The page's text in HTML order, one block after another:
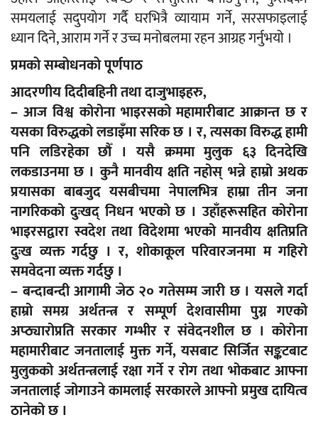
समयलाई सदुपयोग गर्दै घरभित्रै व्यायाम गर्ने, सरसफाइलाई
ध्यान दिने, आराम गर्ने र उच्च मनोबलमा रहन आग्रह गर्नुभयो ।
प्रमकाे सम्बाेधनकाे पूर्णपाठ
आदरणीय दिदीबहिनी तथा दाजुभाइहरु,
– आज विश्व कोरोना भाइरसको महामारीबाट आक्रान्त छ र
यसका विरुद्धको लडाइँमा सरिक छ । र, त्यसका विरुद्ध हामी
पनि लडिरहेका छौँ । यसै क्रममा मुलुक ६३ दिनदेखि
लकडाउनमा छ । कुनै मानवीय क्षति नहोस् भन्ने हाम्रो अथक
प्रयासका बाबजुद यसबीचमा नेपालभित्र हाम्रा तीन जना
नागरिकको दुःखद् निधन भएको छ । उहाँहरूसहित कोरोना
भाइरसद्वारा स्वदेश तथा विदेशमा भएको मानवीय क्षतिप्रति
दुःख व्यक्त गर्दछु । र, शोकाकूल परिवारजनमा म गहिरो
समवेदना व्यक्त गर्दछु ।
– बन्दाबन्दी आगामी जेठ २० गतेसम्म जारी छ । यसले गर्दा
हाम्रो समग्र अर्थतन्त्र र सम्पूर्ण देशवासीमा पुग्न गएको
अप्ठ्यारोप्रति सरकार गम्भीर र संवेदनशील छ । कोरोना
महामारीबाट जनतालाई मुक्त गर्ने, यसबाट सिर्जित सङ्कटबाट
मुलुकको अर्थतन्त्रलाई रक्षा गर्ने र रोग तथा भोकबाट आफ्ना
जनतालाई जोगाउने कामलाई सरकारले आफ्नो प्रमुख दायित्व
ठानेको छ ।